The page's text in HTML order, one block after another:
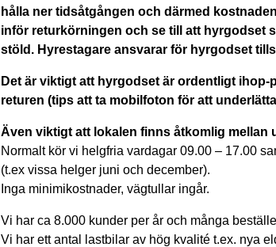
hålla ner tidsåtgången och därmed
inför returkörningen och se till att hyrgodset
stöld. Hyrestagare ansvarar för hyrgodset
Det är viktigt att hyrgodset är ordentligt
returen (tips att ta mobilfoton för att
Även viktigt att lokalen finns åtkomlig mellan
Normalt kör vi helgfria vardagar 09.00 – 17.00
(t.ex vissa helger juni och december).
Inga minimikostnader, vägtullar ingår.
Vi har ca 8.000 kunder per år och många
Vi har ett antal lastbilar av hög kvalité t.ex. nya